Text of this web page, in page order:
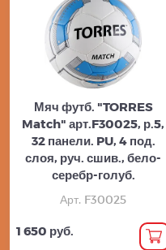
Мяч футб. "TORRES
Match" арт.F30025, р.5,
32 панели. PU, 4 под.
слоя, руч. сшив., бело-
серебр-голуб.
Арт. F30025
1 650 руб.